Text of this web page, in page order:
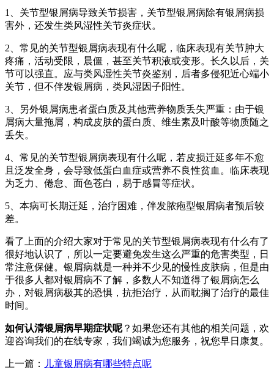
1、关节型银屑病导致关节损害，关节型银屑病除有银屑病损
害外，还发生类风湿性关节炎症状。
2、常见的关节型银屑病表现有什么呢，临床表现有关节肿大
疼痛，活动受限，晨僵，甚至关节积液或变形。长久以后，关
节可以强直。应与类风湿性关节炎鉴别，后者多侵犯近心端小
关节，但不伴发银屑病，类风湿因子阳性。
3、另外银屑病患者蛋白质及其他营养物质丢失严重：由于银
屑病大量拖屑，构成皮肤的蛋白质、维生素及叶酸等物质随之
丢失。
4、常见的关节型银屑病表现有什么呢，若皮损迁延多年不愈
且泛发全身，会导致低蛋白血症或营养不良性贫血。临床表现
为乏力、倦怠、面色苍白，易于感冒等症状。
5、本病可长期迁延，治疗困难，伴发脓疱型银屑病者预后较
差。
看了上面的介绍大家对于常见的关节型银屑病表现有什么有了
很好地认识了，所以一定要避免发生这么严重的危害类型，日
常注意保健。银屑病就是一种并不少见的慢性皮肤病，但是由
于很多人都对银屑病不了解，多数人不知道得了银屑病怎么
办，对银屑病极其的恐惧，抗拒治疗，从而耽搁了治疗的最佳
时间。
如何认清银屑病早期症状呢？如果您还有其他的相关问题，欢
迎咨询我们的在线专家，我们竭诚为您服务，祝您早日康复。
上一篇： 儿童银屑病有哪些特点呢